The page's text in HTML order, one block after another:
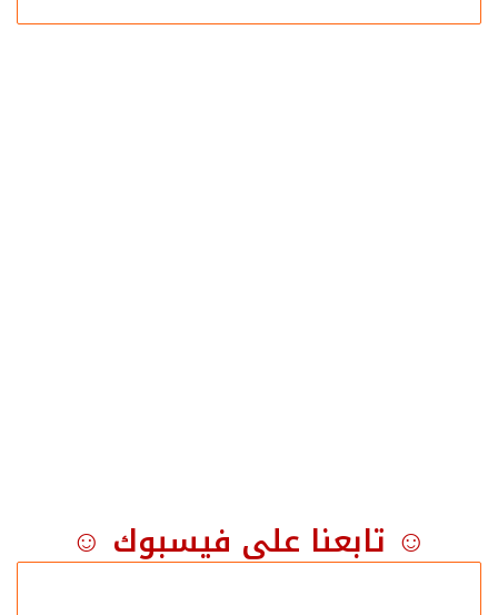
ترصدها
☺ تابعنا على فيسبوك ☺